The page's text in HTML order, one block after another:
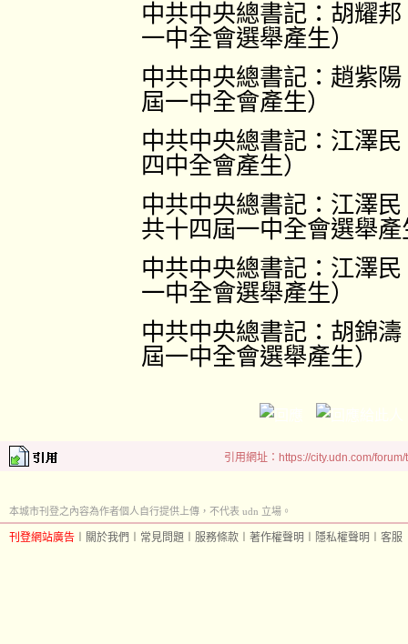
中共中央總書記：胡耀
一中全會選舉產生）
中共中央總書記：趙紫
屆一中全會產生）
中共中央總書記：江澤
四中全會產生）
中共中央總書記：江澤
共十四屆一中全會選舉產
中共中央總書記：江澤
一中全會選舉產生）
中共中央總書記：胡錦
屆一中全會選舉產生）
引用網址：https://city.udn.com/
本城市刊登之內容為作者個人自行提供上傳，不代表 udn 立場。
刊登網站廣告 關於我們 常見問題 服務條款 著作權聲明 隱私權聲明 客服